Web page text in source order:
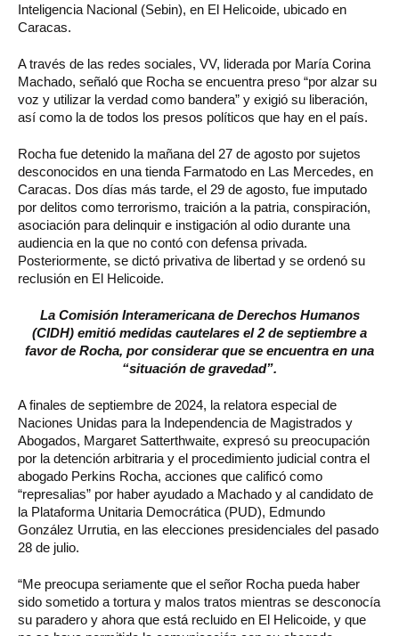
Inteligencia Nacional (Sebin), en El Helicoide, ubicado en
Caracas.
A través de las redes sociales, VV, liderada por María Corina
Machado, señaló que Rocha se encuentra preso “por alzar su
voz y utilizar la verdad como bandera” y exigió su liberación,
así como la de todos los presos políticos que hay en el país.
Rocha fue detenido la mañana del 27 de agosto por sujetos
desconocidos en una tienda Farmatodo en Las Mercedes, en
Caracas. Dos días más tarde, el 29 de agosto, fue imputado
por delitos como terrorismo, traición a la patria, conspiración,
asociación para delinquir e instigación al odio durante una
audiencia en la que no contó con defensa privada.
Posteriormente, se dictó privativa de libertad y se ordenó su
reclusión en El Helicoide.
La Comisión Interamericana de Derechos Humanos
(CIDH) emitió medidas cautelares el 2 de septiembre a
favor de Rocha, por considerar que se encuentra en una
“situación de gravedad”.
A finales de septiembre de 2024, la relatora especial de
Naciones Unidas para la Independencia de Magistrados y
Abogados, Margaret Satterthwaite, expresó su preocupación
por la detención arbitraria y el procedimiento judicial contra el
abogado Perkins Rocha, acciones que calificó como
“represalias” por haber ayudado a Machado y al candidato de
la Plataforma Unitaria Democrática (PUD), Edmundo
González Urrutia, en las elecciones presidenciales del pasado
28 de julio.
“Me preocupa seriamente que el señor Rocha pueda haber
sido sometido a tortura y malos tratos mientras se desconocía
su paradero y ahora que está recluido en El Helicoide, y que